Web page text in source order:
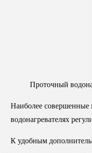
Проточный
Наиболее совершенные
водонагревателях
К удобным